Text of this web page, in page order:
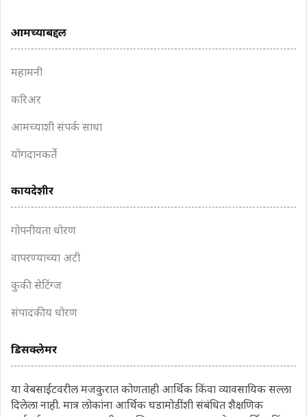
आमच्याबद्दल
महामनी
करिअर
आमच्याशी संपर्क साधा
योगदानकर्ते
कायदेशीर
गोपनीयता धोरण
वापरण्याच्या अटी
कुकी सेटिंग्ज
संपादकीय धोरण
डिसक्लेमर
या वेबसाईटवरील मजकुरात कोणताही आर्थिक किंवा व्यावसायिक सल्ला
दिलेला नाही. मात्र लोकांना आर्थिक घडामोडींशी संबंधित शैक्षणिक